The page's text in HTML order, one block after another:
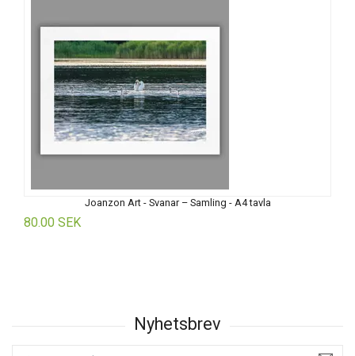
Joanzon Art - Svanar – Samling - A4 tavla
80.00 SEK